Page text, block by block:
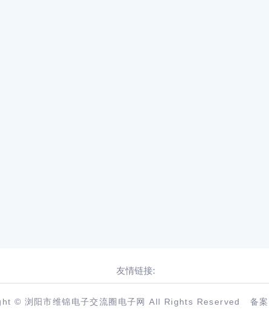
友情链接:
© 浏阳市维锦电子交流圈电子网 All Rights Reserved 备